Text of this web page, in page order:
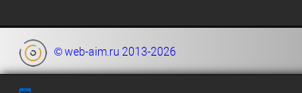
© web-aim.ru 2013-2026